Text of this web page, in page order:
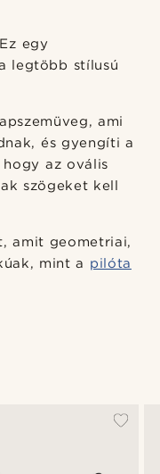
egy
legtöbb stílusú
ami
és gyengíti a
az ovális
szögeket kell
amit geometriai,
mint a pilóta